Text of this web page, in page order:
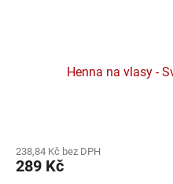
Henna na vlasy -
238,84 Kč bez DPH
289 Kč